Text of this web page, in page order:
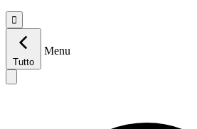

Tutto
Menu